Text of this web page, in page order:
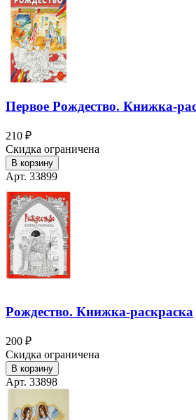
Первое Рождество. Книжка-
210 ₽
Скидка ограничена
В корзину
Арт. 33899
Рождество. Книжка-раскраска
200 ₽
Скидка ограничена
В корзину
Арт. 33898